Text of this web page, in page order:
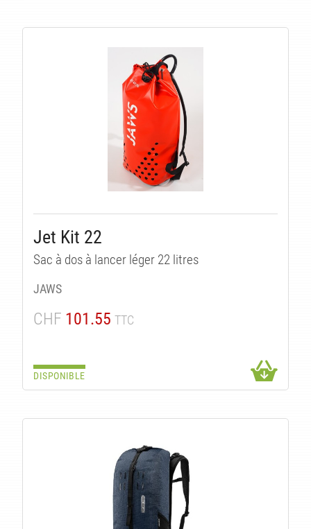
Jet Kit 22
Sac à dos à lancer léger 22 litres
JAWS
CHF 101.55 TTC
DISPONIBLE